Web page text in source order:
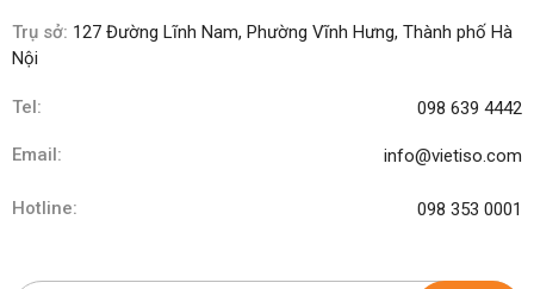
Trụ sở: 127 Đường Lĩnh Nam, Phường Vĩnh Hưng, Thành phố Hà
Nội
Tel: 098 639 4442
Email: info@vietiso.com
Hotline: 098 353 0001